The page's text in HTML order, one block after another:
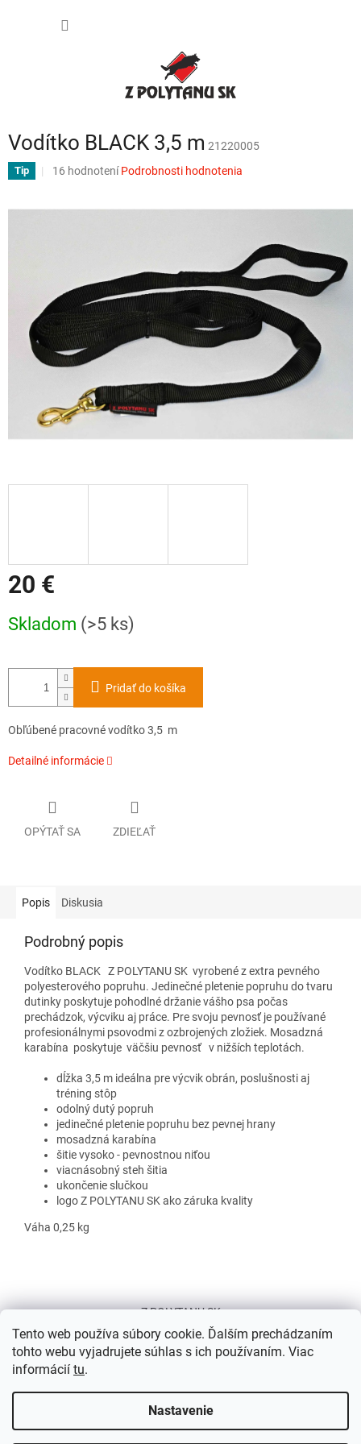
Tento web používa súbory cookie. Ďalším prechádzaním
tohto webu vyjadrujete súhlas s ich používaním. Viac
informácií tu.
Nastavenie
Dovolenka 24. 7. – 3. 8. 2026| Počas tohto obdobia bude naša
Vodítko BLACK 3,5 m 21220005
Tip
Priemerné
16 hodnotení Podrobnosti hodnotenia
20 €
cena:
Skladom (>5 ks)
Pridať do košíka
Obľúbené pracovné vodítko 3,5 m
Detailné informácie
OPÝTAŤ SA ZDIEĽAŤ
Popis Diskusia
Podrobný popis
Vodítko BLACK Z POLYTANU SK vyrobené z extra pevného
polyesterového popruhu. Jedinečné pletenie popruhu do tvaru
dutinky poskytuje pohodlné držanie vášho psa počas
prechádzok, výcviku aj práce. Pre svoju pevnosť je používané
profesionálnymi psovodmi z ozbrojených zložiek. Mosadzná
karabína poskytuje väčšiu pevnosť v nižších teplotách.
dĺžka 3,5 m ideálna pre výcvik obrán, poslušnosti aj
tréning stôp
odolný dutý popruh
jedinečné pletenie popruhu bez pevnej hrany
mosadzná karabína
šitie vysoko - pevnostnou niťou
viacnásobný steh šitia
ukončenie slučkou
logo Z POLYTANU SK ako záruka kvality
Váha 0,25 kg
á
Z POLYTANU SK
Vytvoril Shoptet